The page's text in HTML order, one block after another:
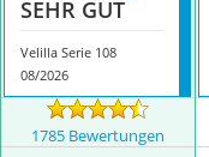
SEHR GUT
Velilla Serie 108
08/2026
1785 Bewertungen